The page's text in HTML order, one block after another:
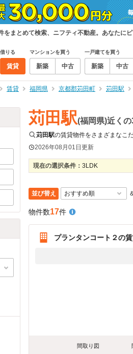
まとめて検索、ニフティ不動産。あなたに
借りる
賃貸
マンションを買う
新築 中古
一戸建てを買う
新築 中古
賃貸 福岡県 京都郡苅田町 苅田駅
苅田駅(福岡県)近く
苅田駅の賃貸物件をさまざまなこ
2026年08月01日更新
現在の選択条件： 3LDK
並び替え
物件数17件
プランタンコート２の
間取り図